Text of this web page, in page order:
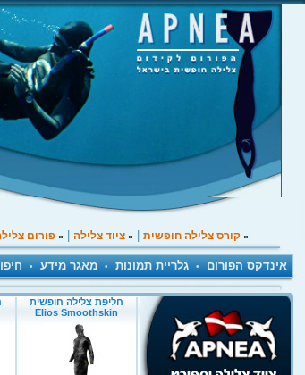
» קורס צלילה חופשית |
» ציוד צלילה |
» פורום
אינדקס הפורום • גלריית תמונות • מאגר מידע •